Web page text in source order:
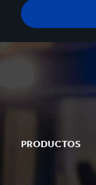
PRODUCTOS